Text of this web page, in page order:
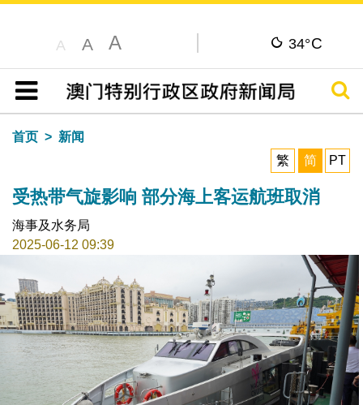
A A A 34°C
目录
搜寻
首页
新闻
繁
简 PT
受热带气旋影响 部分海上客运航班取消
海事及水务局
2025-06-12 09:39